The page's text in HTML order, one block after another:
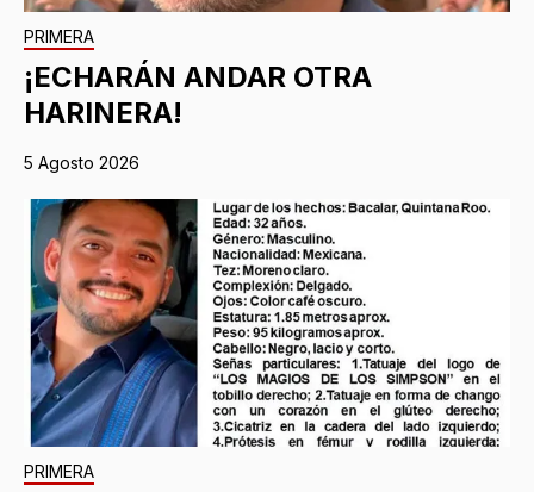
PRIMERA
¡ECHARÁN ANDAR OTRA
HARINERA!
5 Agosto 2026
PRIMERA